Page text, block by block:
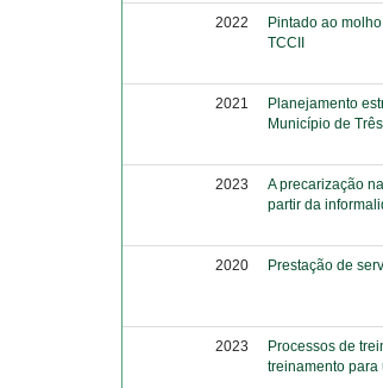
2022
Pintado ao
TCCII
2021
Planejamento
Município de
2023
A precarização
partir da
2020 Prestação de
2023
Processos de
treinamento para